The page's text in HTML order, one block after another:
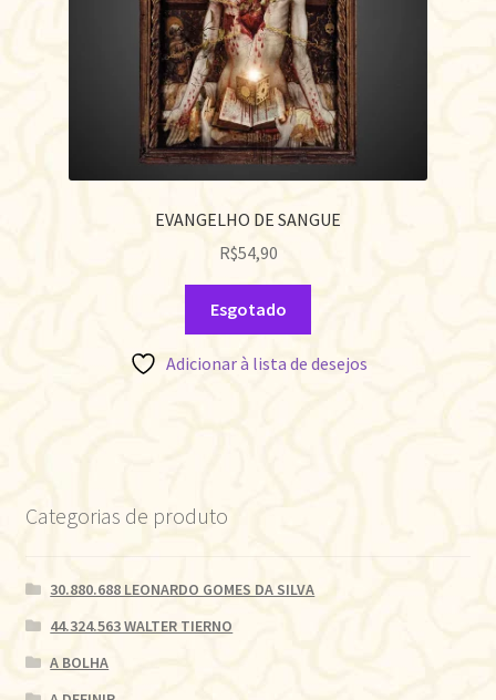
EVANGELHO DE SANGUE
R$54,90
Esgotado
Adicionar à lista de desejos
Categorias de produto
30.880.688 LEONARDO GOMES DA SILVA
44.324.563 WALTER TIERNO
A BOLHA